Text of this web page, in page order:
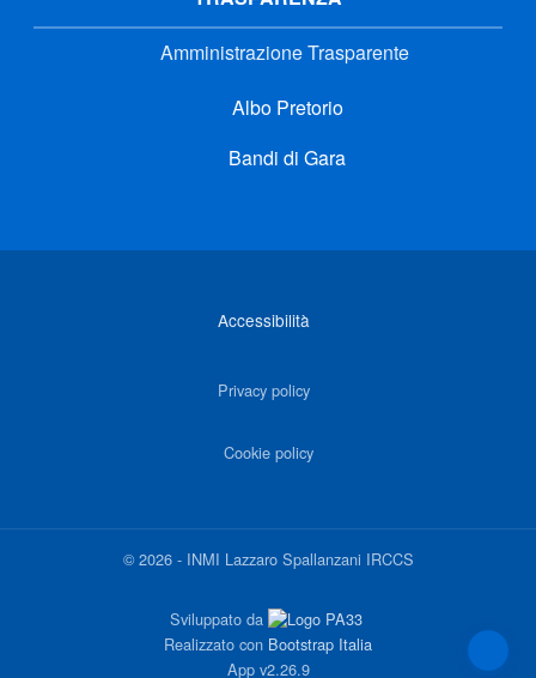
Amministrazione Trasparente
Albo Pretorio
Bandi di Gara
Accessibilità
Privacy policy
Cookie policy
©2026- INMI Lazzaro Spallanzani IRCCS
Sviluppato da
Realizzato con Bootstrap Italia
App v2.26.9